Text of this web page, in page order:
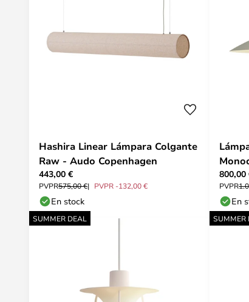
Hashira Linear Lámpara Colgante
Raw - Audo Copenhagen
443,00 €
PVPR575,00 € PVPR -132,00 €
En stock
800,00
PVPR
En
SUMMER DEAL SUMMER